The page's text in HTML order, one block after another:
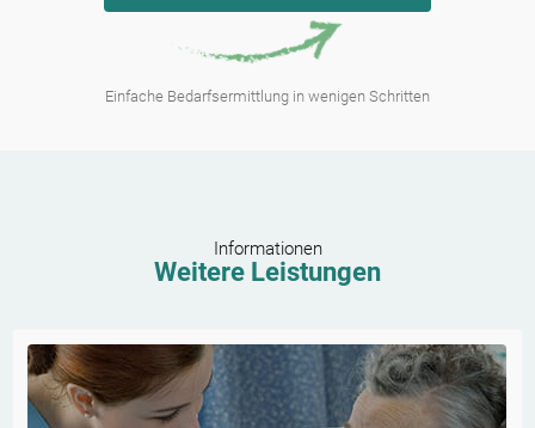
Einfache Bedarfsermittlung in wenigen Schritten
Informationen
Weitere Leistungen